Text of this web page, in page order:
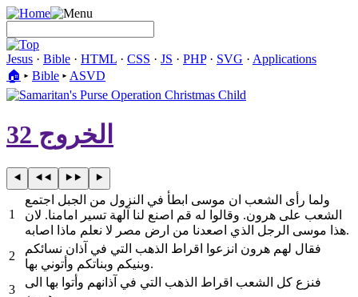
Jesus · Bible · HTML · CSS · JS · PHP· SVG · Applications
🏠︎ ▸ Bible ▸ ASVD
الخروج 32
1
ولما رأى الشعب ان موسى ابطأ في النزول من الجبل اجتمع
الشعب على هرون. وقالوا له قم اصنع لنا آلهة تسير امامنا. لان
هذا موسى الرجل الذي اصعدنا من ارض مصر لا نعلم ماذا اصابه.
2
فقال لهم هرون انزعوا اقراط الذهب التي في آذان نسائكم
وبنيكم وبناتكم وأتوني بها.
3
فنزع كل الشعب اقراط الذهب التي في آذانهم وأتوا بها الى